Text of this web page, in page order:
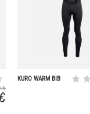
€
KURO WARM BIB